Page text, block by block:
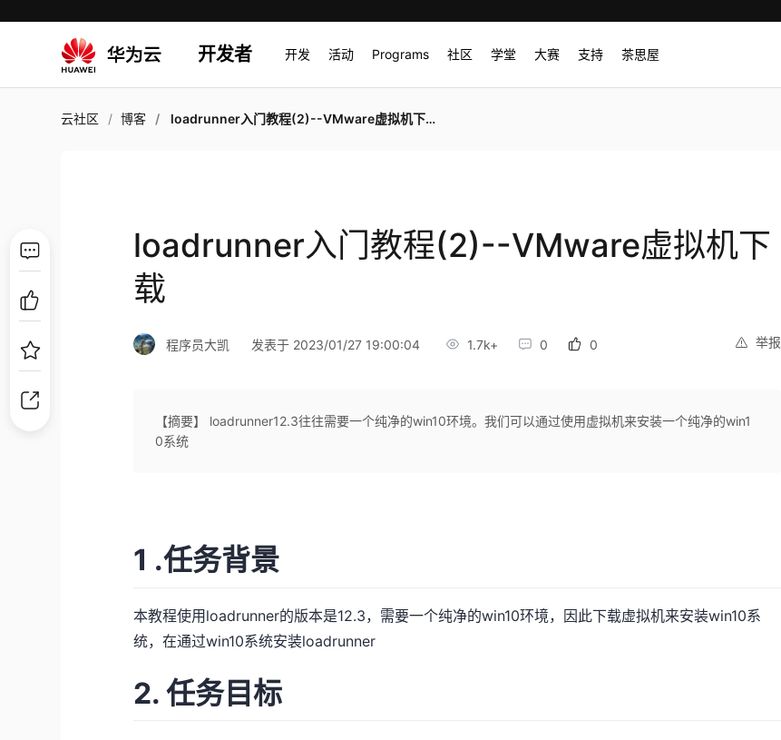
开发者 开发 活动 Programs 社区 学堂 大赛 支持 茶思屋
云社区 博客 loadrunner入门教程(2)--VMware虚拟机下载
loadrunner入门教程(2)--VMware虚拟机下
载
举报
程序员大凯 发表于 2023/01/27 19:00:04 1.7k+ 0 0
【摘要】 loadrunner12.3往往需要一个纯净的win10环境。我们可以通过使用虚拟机来安装一个纯净的win1
0系统
1 .任务背景
本教程使用loadrunner的版本是12.3，需要一个纯净的win10环境，因此下载虚拟机来安装win10系
统，在通过win10系统安装loadrunner
2. 任务目标